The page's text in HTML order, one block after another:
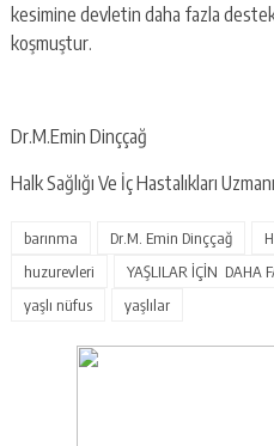
kesimine devletin daha fazla
koşmuştur.
Dr.M.Emin Dinççağ
Halk Sağlığı Ve İç Hastalıkları Uzmanı
barınma Dr.M. Emin Dinççağ
huzurevleri
YAŞLILAR İÇİN DAHA
yaşlı nüfus
yaşlılar